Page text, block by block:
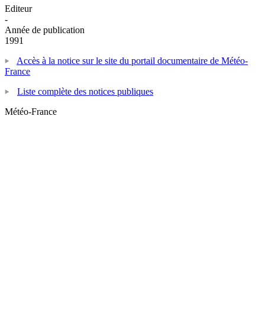
Editeur
-
Année de publication
1991
Accès à la notice sur le site du portail documentaire de Météo-
France
Liste complète des notices publiques
Météo-France